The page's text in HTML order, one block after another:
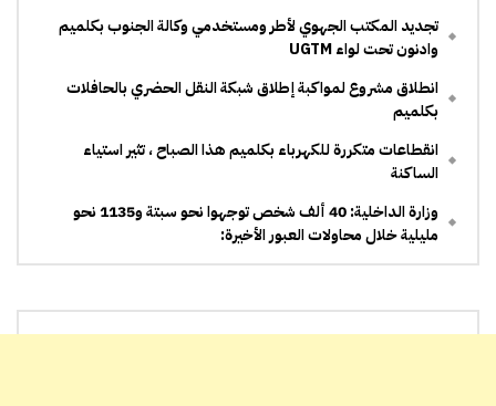
تجديد المكتب الجهوي لأطر ومستخدمي وكالة الجنوب بكلميم
وادنون تحت لواء UGTM
انطلاق مشروع لمواكبة إطلاق شبكة النقل الحضري بالحافلات
بكلميم
انقطاعات متكررة للكهرباء بكلميم هذا الصباح ، تثير استياء
الساكنة
وزارة الداخلية: 40 ألف شخص توجهوا نحو سبتة و1135 نحو
مليلية خلال محاولات العبور الأخيرة: